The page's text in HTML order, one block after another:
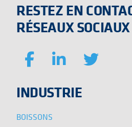
RESTEZ EN
RÉSEAUX SOCIAUX
INDUSTRIE
BOISSONS